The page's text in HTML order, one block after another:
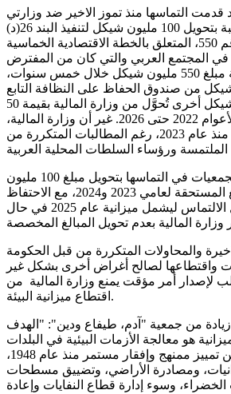
قدمت التماسها منذ تموز الاخير ضد وزارتي
المالية والبيئة، للمطالبة بتحويل 100 مليون شيكل لتنفيذ البند 26(د)
من القرار الحكومي رقم 550، المتعلق بالخطة الاقتصادية الخماسية
في المجتمع العربي والتي كان من المفترض
أن تستثمر وزارة البيئة مبلغ 550 مليون شيكل خلال خمس سنوات،
مليون شيكل من صندوق الحفاظ على النظافة التابع
للوزارة، و250 مليون شيكل أخرى تُحوَّل من وزارة المالية بقيمة 50
مليون كل سنة خلال الأعوام 2022 حتى 2026. غير أن وزارة المالية،
لم تحول حصتها منذ عام 2023، رغم المطالبات المتكررة من
وعليه فقد طالبت الجمعيات في التماسها بتحويل مبلغ 100 مليون
شيكل تغطي المبالغ المستحقة لعامي 2023 و2024، مع الاحتفاظ
بحقها في تعديل الالتماس ليشمل ميزانية عام 2025 في حال
والمحاولات المتكررة من قبل الحكومة
واقتطاعها لصالح أغراض أخرى بشكل غير
لإصدار أمر مؤقت يمنع وزارة المالية من
اقتطاع ميزانية البيئة.
من جمعية "آدم، طيفاع ودين": "الهدف
هو معالجة الأزمات البيئية في البلدات
العربية، التي تعاني من تمييز ممنهج وإفقار مستمر منذ عام 1948،
ومصادرة الأراضي، وتضييق مسطحات
الخضراء، وسوء إدارة قطاع النفايات وإعادة